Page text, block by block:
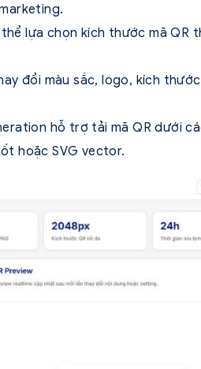
lựa chọn kích thước mã QR
đổi màu sắc, logo, kích
hỗ trợ tải mã QR dưới
hoặc SVG vector.